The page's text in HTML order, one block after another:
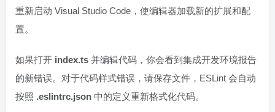
重新启动 Visual Studio Code，使编辑器加载新的扩展和配
置。
如果打开 index.ts 并编辑代码，你会看到集成开发环境报告
的新错误。对于代码样式错误，请保存文件，ESLint 会自动
按照 .eslintrc.json 中的定义重新格式化代码。